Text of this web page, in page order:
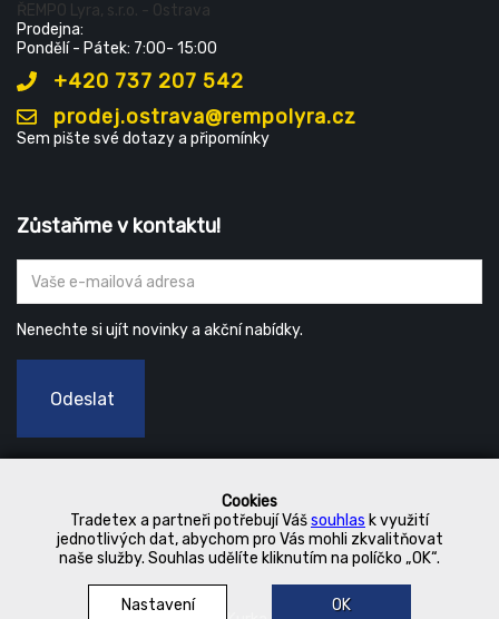
Cookies
Tradetex a partneři potřebují Vášsouhlas k využití
jednotlivých dat, abychom pro Vás mohli zkvalitňovat
naše služby. Souhlas udělíte kliknutím na políčko „OK“.
Nastavení OK
ŘEMPO Lyra, s.r.o. - Ostrava
Prodejna:
Pondělí - Pátek: 7:00- 15:00
+420 737 207 542
prodej.ostrava@rempolyra.cz
Sem pište své dotazy a připomínky
Zůstaňme v kontaktu!
Nenechte si ujít novinky a akční nabídky.
Odeslat